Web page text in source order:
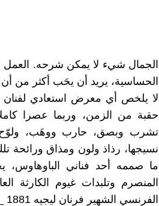
الجمال شيء لا يمكن شرحه. العمل
الحساسية، يريد أن يحَب أكثر من أن
لا يلخص أي معرض استعادي
حقبة من الزمن، وربما عصرا
تشرب وبصق، حارب ووهَب، ولوّح
نسيجها، رذاذ ولون ومذاق ورائحة
ما صممه أحد فناني الباوهاوس،
المنصرم وتلبدات غيوم الكارثة